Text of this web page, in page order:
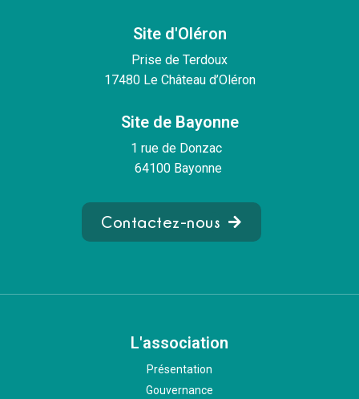
Site d'Oléron
Prise de Terdoux
17480 Le Château d’Oléron
Site de Bayonne
1 rue de Donzac
64100 Bayonne
Contactez-nous
L'association
Présentation
Gouvernance